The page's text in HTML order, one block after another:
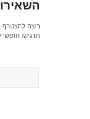
רוצה להצטרף
תרגישו חופשי